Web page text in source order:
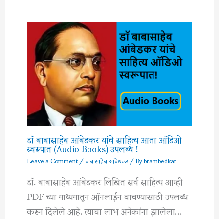
डॉ बाबासाहेब आंबेडकर यांचे साहित्य आता ऑडिओ
स्वरूपात (Audio Books) उपलब्ध !
Leave a Comment/बाबासाहेब आंबेडकर/ Bybrambedkar
डॉ. बाबासाहेब आंबेडकर लिखित सर्व साहित्य आम्ही
PDF च्या माध्यमातून ऑनलाईन वाचण्यासाठी उपलब्ध
करून दिलेले आहे. त्याचा लाभ अनेकांना झालेला…